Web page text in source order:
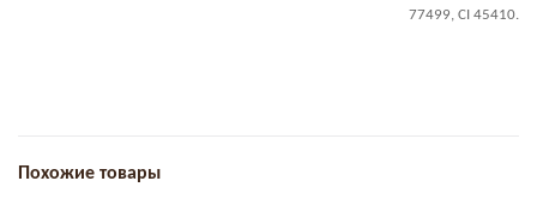
77499, CI 45410.
Похожие товары